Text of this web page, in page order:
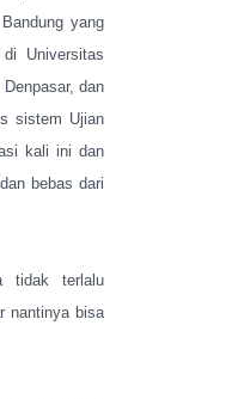
yang
Universitas
dan
sistem Ujian
kali ini dan
bebas dari
tidak terlalu
nantinya bisa